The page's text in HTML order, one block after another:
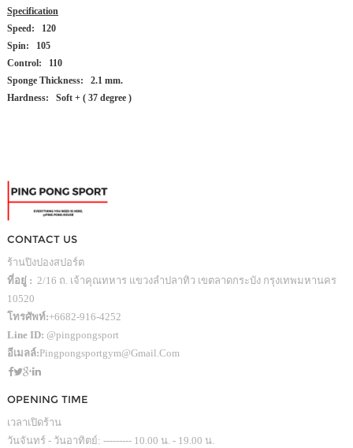
Specification
Speed: 120
Spin: 105
Control:
110
Sponge Thickness:
2.1 mm.
Hardness: Soft + ( 37 degree )
CONTACT US
ร้านปิงปองสปอร์ต
ที่อยู่ : 2/16 ถ. เจ้าคุณทหาร แขวงลำปลาทิว เขตลาดกระบัง กรุงเทพมหานคร
10520
โทรศัพท์:+6682-916-4252
Line ID: @pingpongsport
อีเมลล์:Pingpongsportgym@gmail.com
OPENING TIME
เวลาเปิดร้าน
วันจันทร์ - วันอาทิตย์: --------- 10.00 น. - 19.00 น.